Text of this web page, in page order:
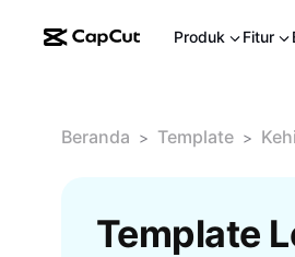
Produk Fitur
Beranda > Template >